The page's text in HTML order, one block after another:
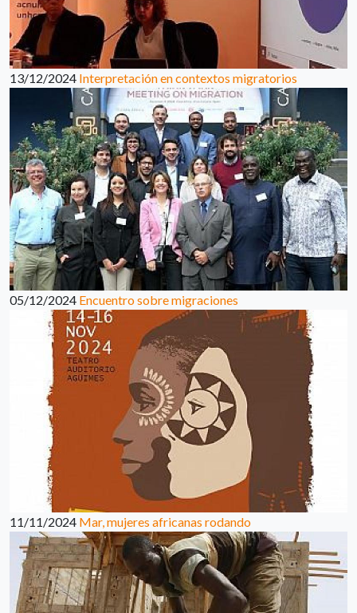
13/12/2024 Interpretación en contextos migratorios
05/12/2024 Encuentro sobre migraciones
11/11/2024 Mar, mujeres africanas rodando